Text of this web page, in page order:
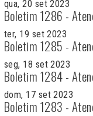
qua, 20 set 2023
Boletim 1286 -
ter, 19 set 2023
Boletim 1285 -
seg, 18 set 2023
Boletim 1284 -
dom, 17 set 2023
Boletim 1283 -